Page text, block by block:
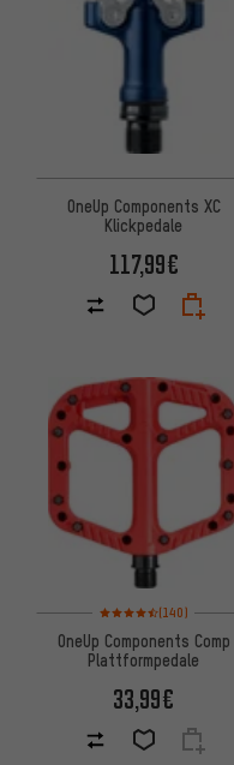
OneUp Components XC
Klickpedale
117,99€
Bewertungen: 4,5
(140)
OneUp Components Comp
Plattformpedale
33,99€